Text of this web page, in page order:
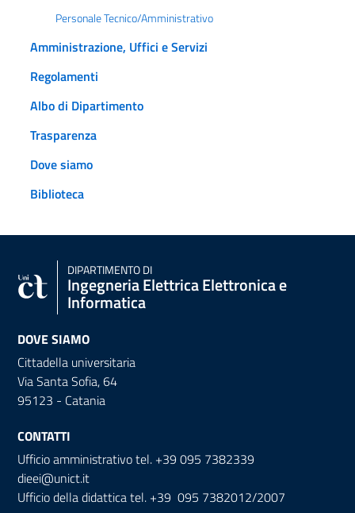
Personale Tecnico/Amministrativo
Amministrazione, Uffici e Servizi
Regolamenti
Albo di Dipartimento
Trasparenza
Dove siamo
Biblioteca
DIPARTIMENTO DI
Ingegneria Elettrica Elettronica e
Informatica
DOVE SIAMO
Cittadella universitaria
Via Santa Sofia, 64
95123 - Catania
CONTATTI
Ufficio amministrativo tel. +39 095 7382339
dieei@unict.it
Ufficio della didattica tel. +39 095 7382012/2007